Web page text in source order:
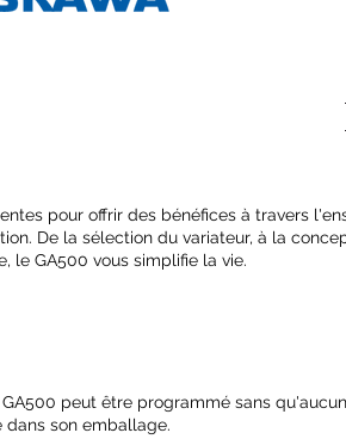
pour offrir des bénéfices à travers
De la sélection du variateur, à la
le GA500 vous simplifie la vie.
peut être programmé sans
son emballage.